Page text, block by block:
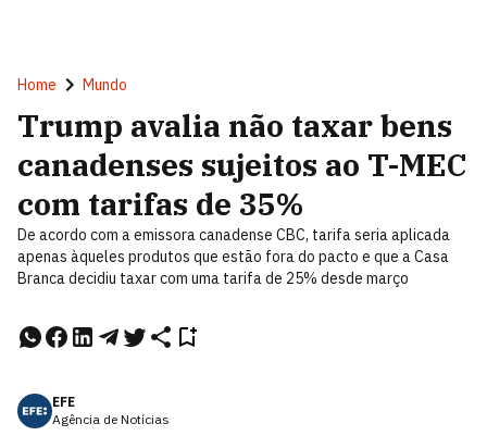
Home Mundo
Trump avalia não taxar bens
canadenses sujeitos ao T-MEC
com tarifas de 35%
De acordo com a emissora canadense CBC, tarifa seria aplicada
apenas àqueles produtos que estão fora do pacto e que a Casa
Branca decidiu taxar com uma tarifa de 25% desde março
EFE
Agência de Notícias